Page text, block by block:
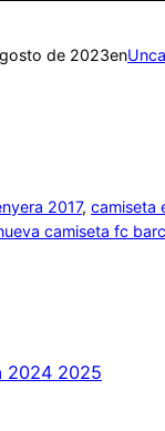
de 2023en
2017, camiseta
camiseta fc
2024 2025